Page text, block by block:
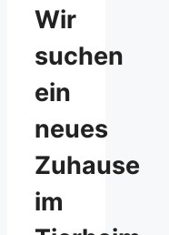
Wir
suchen
ein
neues
Zuhause
im